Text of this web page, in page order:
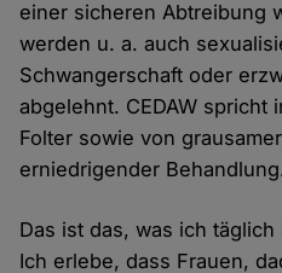
einer sicheren Abtreibung
werden u. a. auch
Schwangerschaft oder
abgelehnt. CEDAW spricht
Folter sowie von
erniedrigender
Das ist das, was ich
Ich erlebe, dass Frauen,